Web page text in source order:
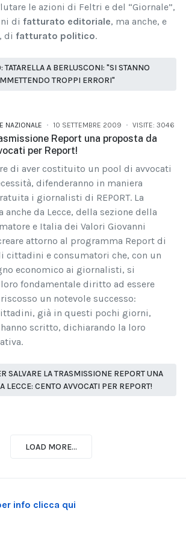
le azioni di Feltri e del “Giornale”,
di fatturato editoriale, ma anche, e
di fatturato politico.
TATARELLA A BERLUSCONI: "SI STANNO
TROPPI ERRORI"
NAZIONALE 10 SETTEMBRE 2009 VISITE: 3046
Report una proposta da
per Report!
di aver costituito un pool di avvocati
difenderanno in maniera
i giornalisti di REPORT. La
anche da Lecce, della sezione della
e Italia dei Valori Giovanni
attorno al programma Report di
cittadini e consumatori che, con un
economico ai giornalisti, si
fondamentale diritto ad essere
un notevole successo:
già in questi pochi giorni,
scritto, dichiarando la loro
SALVARE LA TRASMISSIONE REPORT UNA
LECCE: CENTO AVVOCATI PER REPORT!
LOAD MORE...
info clicca qui